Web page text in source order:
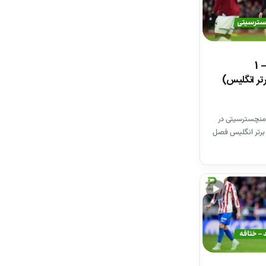
خلاصه بازی وستهم 1 – 1
انگلیس)
در
انگلیس فصل
▶